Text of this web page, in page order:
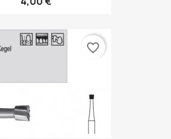
favorite_border